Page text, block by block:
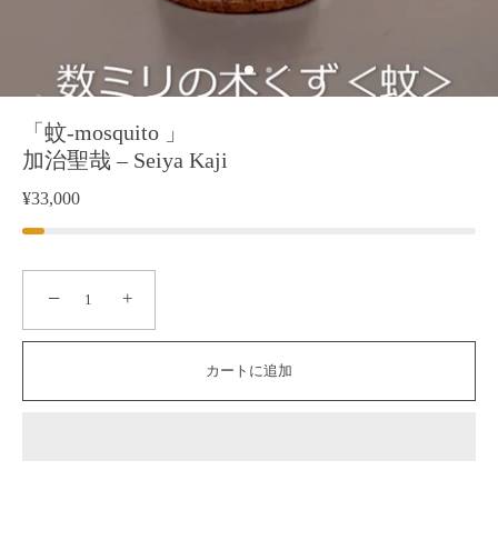
「蚊-mosquito 」
加治聖哉 – Seiya Kaji
¥33,000
− +
カートに追加